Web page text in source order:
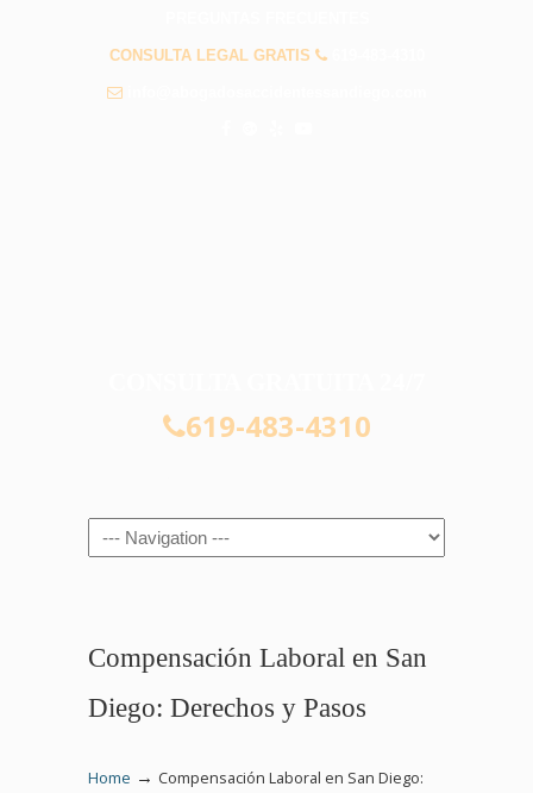
CONSULTA LEGAL GRATIS
619-483-4310
Navigation
Compensación Laboral en San
Diego: Derechos y Pasos
Home → Compensación Laboral en San Diego: